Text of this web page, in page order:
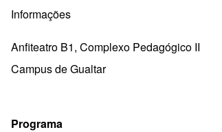
Informações
Anfiteatro B1, Complexo Pedagógico II
Campus de Gualtar
Programa